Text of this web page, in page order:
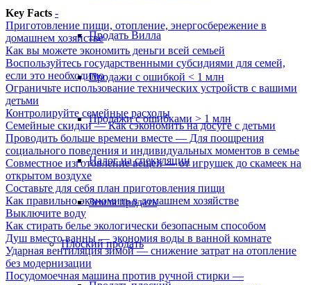
Продать Вилла
Продажи с ошибкой < 1 млн
Продажи с ошибками > 1 млн
Налог на спекуляции
Земля продать
Плоскийпродать
Key Facts -
Приготовление пищи, отопление, энергосбережение в
домашнем хозяйстве
Как вы можете экономить деньги всей семьей
Воспользуйтесь государственными субсидиями для семей,
если это необходимо
Ограничьте использование технических устройств с вашими
детьми
Контролируйте семейные расходы
Семейные скидки — Как сэкономить на досуге с детьми
Проводить больше времени вместе — Для поощрения
социального поведения и индивидуальных моментов в семье
Совместное изготовление вещей — от игрушек до скамеек на
открытом воздухе
Составьте для себя план приготовления пищи
Как правильно экономить в домашнем хозяйстве
Выключите воду
Как стирать белье экологически безопасным способом
Душ вместо ванны — экономия воды в ванной комнате
Ударная вентиляция зимой — снижение затрат на отопление
без модернизации
Посудомоечная машина против ручной стирки —